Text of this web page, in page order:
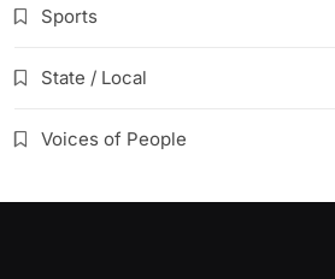
Sports
State / Local
Voices of People